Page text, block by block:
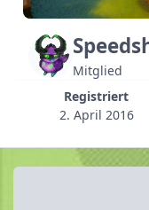
Mitglied
Registriert
2. April 2016